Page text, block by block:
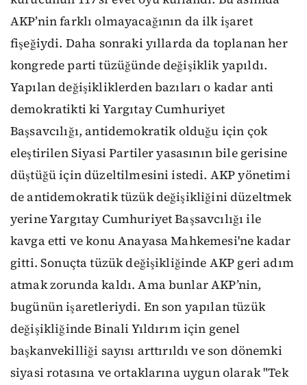
AKP’nin farklı olmayacağının da ilk işaret
fişeğiydi. Daha sonraki yıllarda da toplanan her
kongrede parti tüzüğünde değişiklik yapıldı.
Yapılan değişikliklerden bazıları o kadar anti
demokratikti ki Yargıtay Cumhuriyet
Başsavcılığı, antidemokratik olduğu için çok
eleştirilen Siyasi Partiler yasasının bile gerisine
düştüğü için düzeltilmesini istedi. AKP yönetimi
de antidemokratik tüzük değişikliğini düzeltmek
yerine Yargıtay Cumhuriyet Başsavcılığı ile
kavga etti ve konu Anayasa Mahkemesi'ne kadar
gitti. Sonuçta tüzük değişikliğinde AKP geri adım
atmak zorunda kaldı. Ama bunlar AKP’nin,
bugünün işaretleriydi. En son yapılan tüzük
değişikliğinde Binali Yıldırım için genel
başkanvekilliği sayısı arttırıldı ve son dönemki
siyasi rotasına ve ortaklarına uygun olarak"Tek